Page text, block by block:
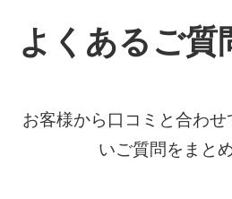
よくあるご質
お客様から口コミと合わ
いご質問をまと